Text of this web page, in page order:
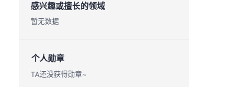
感兴趣或擅长的领域
暂无数据
个人勋章
TA还没获得勋章~